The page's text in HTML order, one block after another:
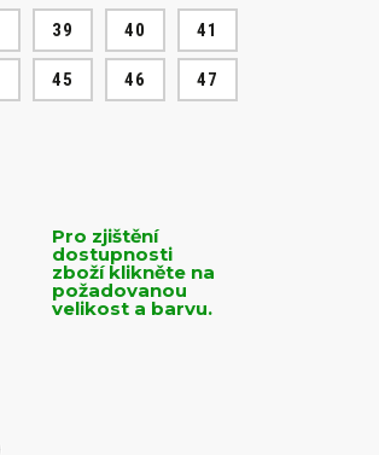
39 40 41
45 46 47
Pro zjištění
dostupnosti
zboží klikněte na
požadovanou
velikost a barvu.